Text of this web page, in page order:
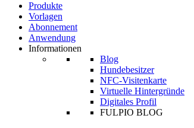
Produkte
Vorlagen
Abonnement
Anwendung
Informationen
Blog
Hundebesitzer
NFC-Visitenkarte
Virtuelle Hintergründe
Digitales Profil
FULPIO BLOG